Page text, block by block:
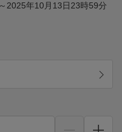
2025年10月13日23時59分